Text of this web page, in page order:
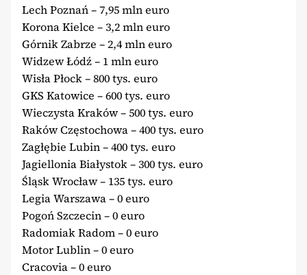
Lech Poznań – 7,95 mln euro
Korona Kielce – 3,2 mln euro
Górnik Zabrze – 2,4 mln euro
Widzew Łódź – 1 mln euro
Wisła Płock – 800 tys. euro
GKS Katowice – 600 tys. euro
Wieczysta Kraków – 500 tys. euro
Raków Częstochowa – 400 tys. euro
Zagłębie Lubin – 400 tys. euro
Jagiellonia Białystok – 300 tys. euro
Śląsk Wrocław – 135 tys. euro
Legia Warszawa – 0 euro
Pogoń Szczecin – 0 euro
Radomiak Radom – 0 euro
Motor Lublin – 0 euro
Cracovia – 0 euro